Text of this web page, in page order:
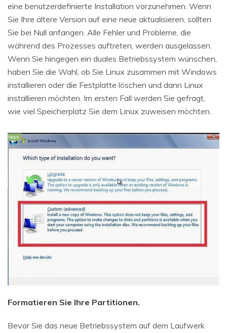
eine benutzerdefinierte Installation vorzunehmen. Wenn
Sie Ihre ältere Version auf eine neue aktualisieren, sollten
Sie bei Null anfangen. Alle Fehler und Probleme, die
während des Prozesses auftreten, werden ausgelassen.
Wenn Sie hingegen ein duales Betriebssystem wünschen,
haben Sie die Wahl, ob Sie Linux zusammen mit Windows
installieren oder die Festplatte löschen und dann Linux
installieren möchten. Im ersten Fall werden Sie gefragt,
wie viel Speicherplatz Sie dem Linux zuweisen möchten.
Formatieren Sie Ihre Partitionen.
Bevor Sie das neue Betriebssystem auf dem Laufwerk